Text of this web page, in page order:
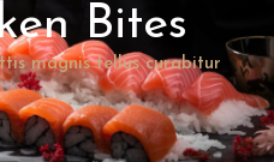
Bites
magnis tellus curabitur